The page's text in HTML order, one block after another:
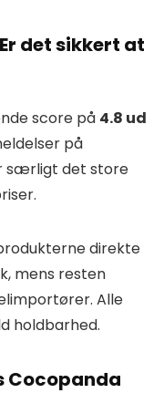
det sikkert at
score på 4.8 ud
på
særligt det store
direkte
mens resten
Alle
holdbarhed.
Cocopanda